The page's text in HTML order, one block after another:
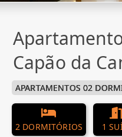
Capão da
APARTAMENTOS 02
2 DORMITÓRIOS 1